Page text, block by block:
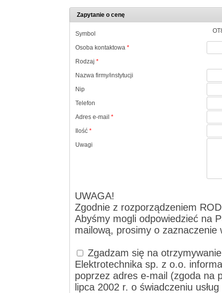
Zapytanie o cenę
Symbol
Osoba kontaktowa *
Rodzaj *
Nazwa firmy/instytucji
Nip
Telefon
Adres e-mail *
Ilość *
Uwagi
UWAGA!
Zgodnie z rozporządzeniem
Abyśmy mogli odpowiedzieć na
mailową, prosimy o zaznaczenie
Zgadzam się na
Elektrotechnika sp. z o.o.
poprzez adres e-mail (zgoda na
lipca 2002 r. o świadczeniu